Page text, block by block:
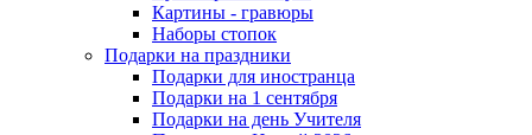
Картины - гравюры
Наборы стопок
Подарки на праздники
Подарки для иностранца
Подарки на 1 сентября
Подарки на день Учителя